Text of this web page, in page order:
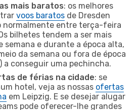
mais baratos: os melhores
voos baratos de Dresden
normalmente entre terça-feira
bilhetes tendem a ser mais
semana e durante a época alta,
da semana ou fora de época
a conseguir uma pechincha.
de férias na cidade: se
hotel, veja as nossas ofertas
em Leipzig. E se desejar alugar
pode oferecer-lhe grandes